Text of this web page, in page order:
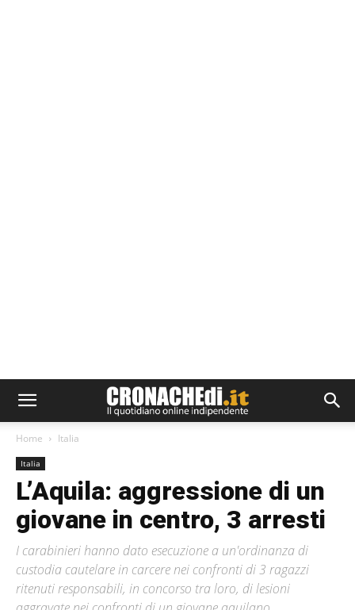
Home Italia
Italia
L’Aquila: aggressione di un
giovane in centro, 3 arresti
I carabinieri hanno dato esecuzione a un'ordinanza di
custodia cautelare in carcere nei confronti di 3 ragazzi
ritenuti responsabili, in concorso tra loro, di lesioni